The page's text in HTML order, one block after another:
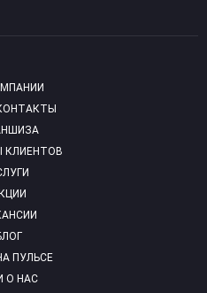
КЛИЕНТОВ
ПУЛЬСЕ
О НАС